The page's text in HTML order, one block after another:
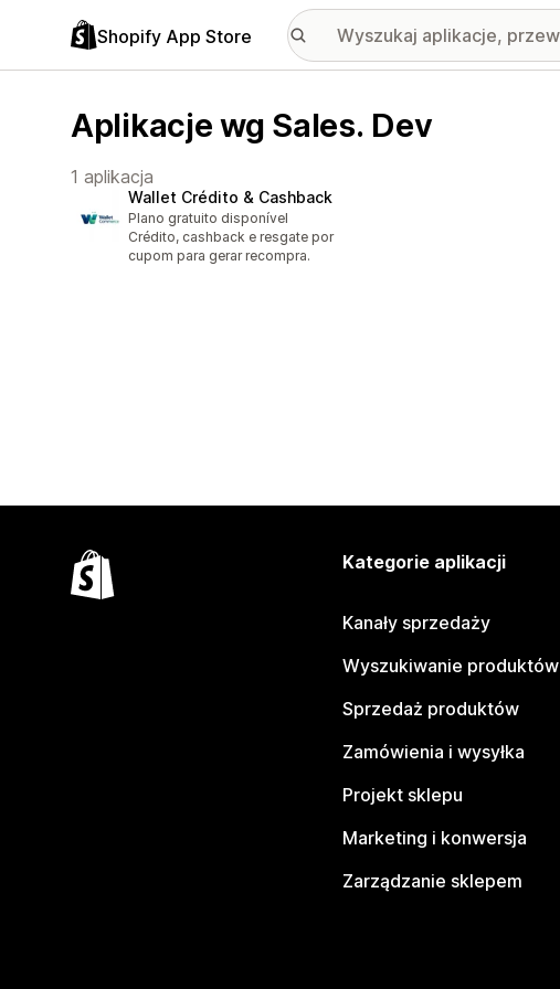
Shopify App Store
Aplikacje wg Sales. Dev
1 aplikacja
Wallet Crédito & Cashback
Plano gratuito disponível
Crédito, cashback e resgate por
cupom para gerar recompra.
Kategorie aplikacji
Kanały sprzedaży
Wyszukiwanie produktów
Sprzedaż produktów
Zamówienia i wysyłka
Projekt sklepu
Marketing i konwersja
Zarządzanie sklepem